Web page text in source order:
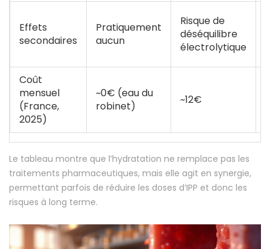
Effets
secondaires
Pratiquement
aucun
Risque de
déséquilibre
électrolytique
Coût
mensuel
(France,
2025)
~0€ (eau du
robinet)
~12€
Le tableau montre que l’hydratation ne remplace pas les
traitements pharmaceutiques, mais elle agit en synergie,
permettant parfois de réduire les doses d’IPP et donc les
risques à long terme.